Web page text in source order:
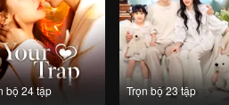
bộ 24 tập Trọn bộ 23 tập